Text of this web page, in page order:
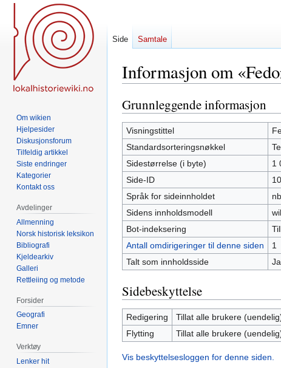
Informasjon om
Hopp
til
navigering
Hopp
til
søk
Grunnleggende informasjon
Visningstittel
Standardsorteringsnøkkel
Sidestørrelse (i byte)
1
Side-ID
Språk for sideinnholdet
Sidens innholdsmodell
Bot-indeksering
Antall omdirigeringer til denne siden
1
Talt som innholdsside
Ja
Sidebeskyttelse
Redigering
Tillat alle brukere
Flytting
Tillat alle brukere
Vis beskyttelsesloggen for denne siden.
Side Samtale
Om wikien
Hjelpesider
Diskusjonsforum
Tilfeldig artikkel
Siste endringer
Kategorier
Kontakt oss
Avdelinger
Allmenning
Norsk historisk leksikon
Bibliografi
Kjeldearkiv
Galleri
Rettleiing og metode
Forsider
Geografi
Emner
Verktøy
Lenker hit